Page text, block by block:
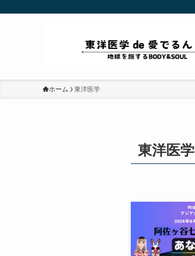
ホーム 東洋医学
東洋医学